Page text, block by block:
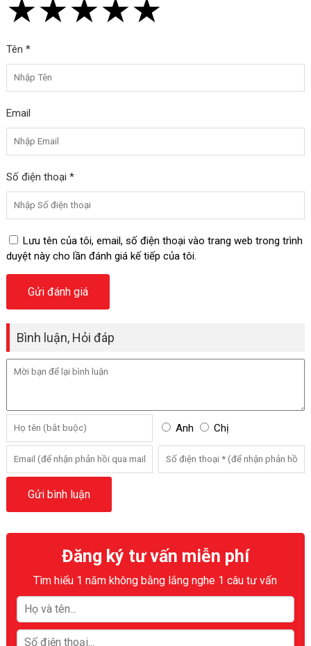
★
★★
★★★
★★★★
★★★★★
Tên *
Email
Số điện thoại *
Lưu tên của tôi, email, số điện thoại vào trang web trong trình
duyệt này cho lần đánh giá kế tiếp của tôi.
Bình luận, Hỏi đáp
Anh Chị
Đăng ký tư vấn miễn phí
Tìm hiểu 1 năm không bằng lắng nghe 1 câu tư vấn